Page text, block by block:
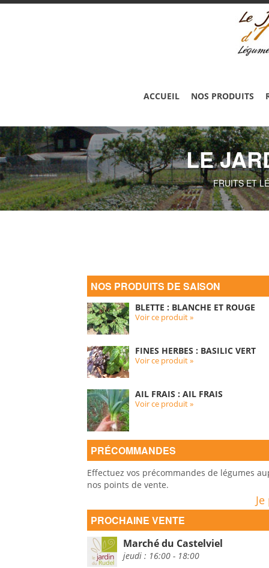
ACCUEIL NOS PRODUITS
LE
FRUITS ET
NOS PRODUITS DE SAISON
BLETTE : BLANCHE ET ROUGE
Voir ce produit »
FINES HERBES : BASILIC VERT
Voir ce produit »
AIL FRAIS : AIL FRAIS
Voir ce produit »
PRÉCOMMANDES
Effectuez vos précommandes de légumes
nos points de vente.
PROCHAINE VENTE
Marché du Castelviel
jeudi : 16:00 - 18:00